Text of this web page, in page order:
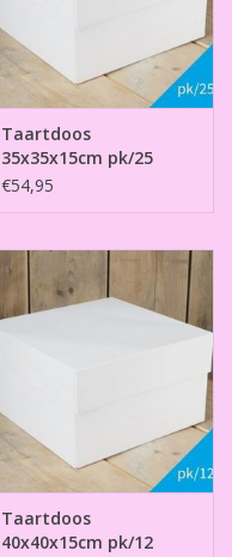
Taartdoos
35x35x15cm pk/25
€54,95
Taartdoos
40x40x15cm pk/12